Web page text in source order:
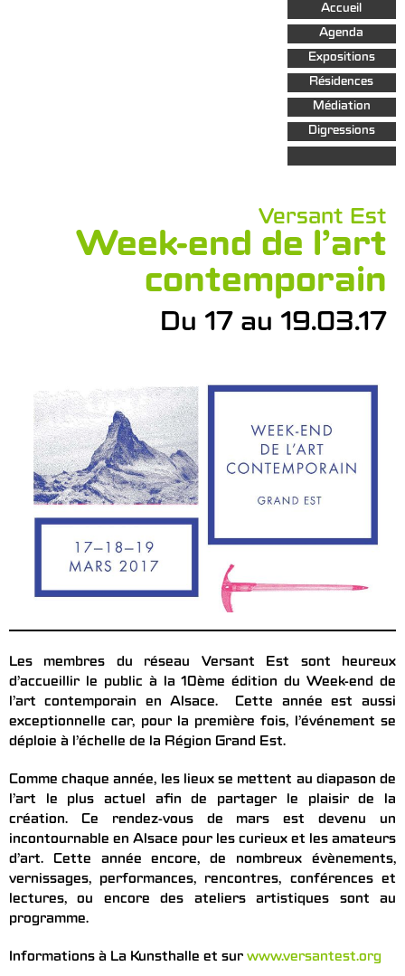
Aller au
contenu
principal
Accueil
Agenda
Expositions
Résidences
Médiation
Digressions
Versant Est
Week-end de l’art
contemporain
Du 17 au 19.03.17
Les membres du réseau Versant Est sont heureux
d’accueillir le public à la 10ème édition du Week-end de
l’art contemporain en Alsace. Cette année est aussi
exceptionnelle car, pour la première fois, l’événement se
déploie à l’échelle de la Région Grand Est.
Comme chaque année, les lieux se mettent au diapason de
l’art le plus actuel afin de partager le plaisir de la
création. Ce rendez-vous de mars est devenu un
incontournable en Alsace pour les curieux et les amateurs
d’art. Cette année encore, de nombreux évènements,
vernissages, performances, rencontres, conférences et
lectures, ou encore des ateliers artistiques sont au
programme.
Informations à La Kunsthalle et sur www.versantest.org